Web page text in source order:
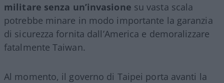
militare senza un’invasione su vasta scala
potrebbe minare in modo importante la garanzia
di sicurezza fornita dall’America e demoralizzare
fatalmente Taiwan.
Al momento, il governo di Taipei porta avanti la